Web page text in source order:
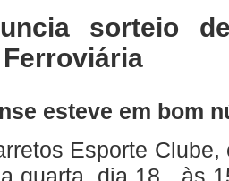
sorteio
Ferroviária
esteve em bom
Esporte Clube,
quarta, dia 18, às